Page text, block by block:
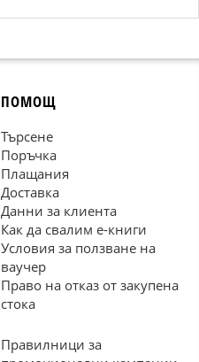
ПОМОЩ
Търсене
Поръчка
Плащания
Доставка
Данни за клиента
Как да свалим е-книги
Условия за ползване на
ваучер
Право на отказ от закупена
стока
Правилници за